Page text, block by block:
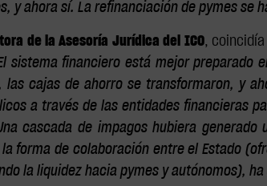
y ahora sí. La refinanciación de pymes se
de la Asesoría Jurídica del ICO, coincidía
sistema financiero está mejor preparado
las cajas de ahorro se transformaron, y
a través de las entidades financieras
cascada de impagos hubiera
forma de colaboración entre el Estado
la liquidez hacia pymes y autónomos), ha